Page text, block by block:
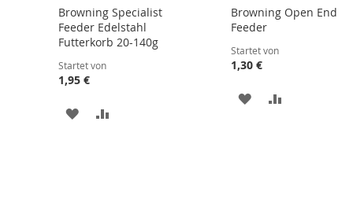
Browning Specialist
Feeder Edelstahl
Futterkorb 20-140g
Startet von
1,95 €
ZUR
Browning Open End
Feeder
Startet von
1,30 €
ZUR